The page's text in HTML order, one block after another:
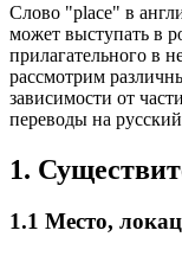
Слово "place" в
может выступать в
прилагательного в
рассмотрим
зависимости от
переводы на
1.
1.1 Место,